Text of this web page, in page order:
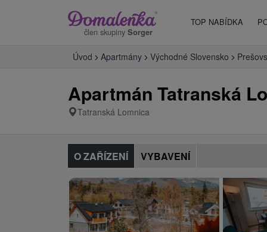
člen skupiny Sorger
TOP NABÍDKA
Úvod Apartmány Východné Slovensko
Apartmán Tatranská
Tatranská Lomnica
O ZAŘÍZENÍ VYBAVENÍ